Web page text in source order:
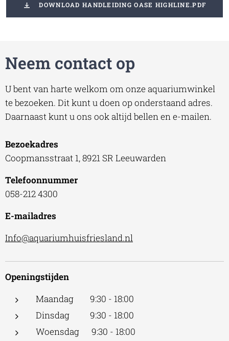
DOWNLOAD HANDLEIDING OASE HIGHLINE.PDF
Neem contact op
U bent van harte welkom om onze aquariumwinkel
te bezoeken. Dit kunt u doen op onderstaand adres.
Daarnaast kunt u ons ook altijd bellen en e-mailen.
Bezoekadres
Coopmansstraat 1, 8921 SR Leeuwarden
Telefoonnummer
058-212 4300
E-mailadres
Info@aquariumhuisfriesland.nl
Openingstijden
Maandag 9:30 - 18:00
Dinsdag 9:30 - 18:00
Woensdag 9:30 - 18:00